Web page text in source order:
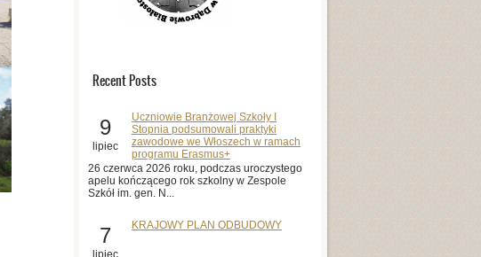
Recent Posts
9
lipiec
Uczniowie Branżowej Szkoły I
Stopnia podsumowali praktyki
zawodowe we Włoszech w ramach
programu Erasmus+
26 czerwca 2026 roku, podczas uroczystego
apelu kończącego rok szkolny w Zespole
Szkół im. gen. N...
7
lipiec
KRAJOWY PLAN ODBUDOWY